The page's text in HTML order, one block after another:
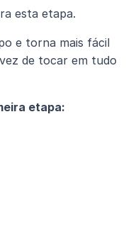
esta etapa.
e torna mais fácil
de tocar em tudo
etapa: